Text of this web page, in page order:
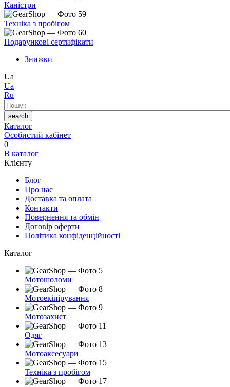
Каністри
Техніка з пробігом
Подарункові сертифікати
Знижки
Ua
Ua
Ru
Пошук
search
Каталог
Особистий кабінет
0
В каталог
Клієнту
Блог
Про нас
Доставка та оплата
Контакти
Повернення та обмін
Договір оферти
Політика конфіденційності
Каталог
Мотошоломи
Мотоекіпірування
Мотозахист
Одяг
Мотоаксесуари
Техніка з пробігом